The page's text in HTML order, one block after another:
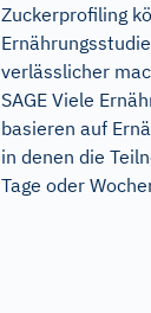
Zuckerprofiling
verlässlicher
SAGE Viele
basieren auf
in denen die
Tage oder